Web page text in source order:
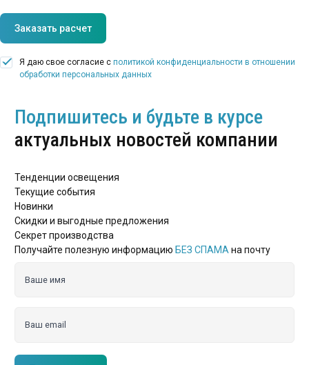
Заказать расчет
Я даю свое согласие с политикой конфиденциальности в отношении
обработки персональных данных
Подпишитесь и будьте в курсе
актуальных новостей компании
Тенденции освещения
Текущие события
Новинки
Скидки и выгодные предложения
Секрет производства
Получайте полезную информацию БЕЗ СПАМА на почту
Ваше имя
Ваш email